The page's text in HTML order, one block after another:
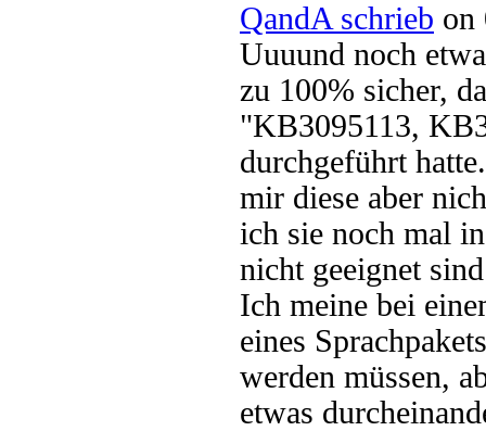
QandA schrieb on
Uuuund noch
zu 100% sicher,
"KB3095113,
durchgeführt
mir diese aber
ich sie noch mal
nicht geeignet
Ich meine bei
eines
werden müssen,
etwas